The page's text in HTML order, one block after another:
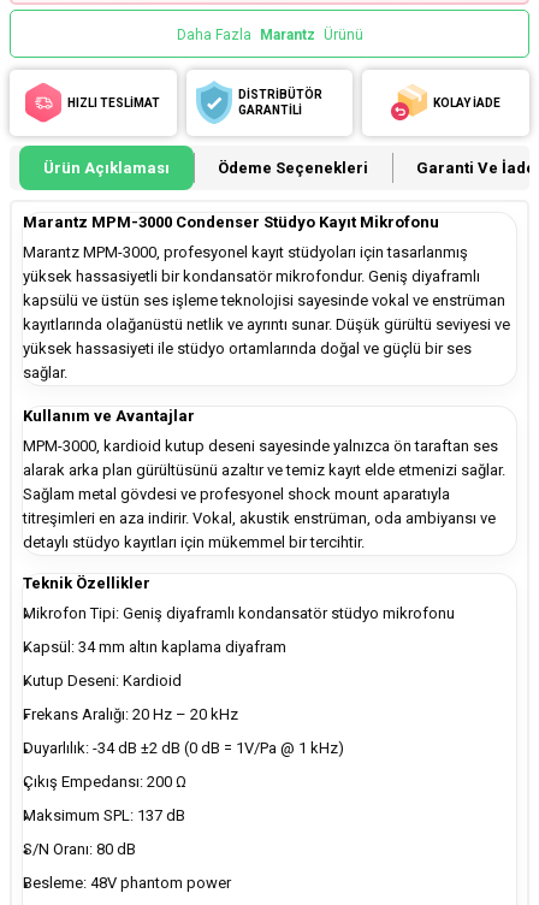
Daha Fazla Marantz Ürünü
HIZLI TESLİMAT
DİSTRİBÜTÖR
GARANTİLİ
KOLAY İADE
Ürün Açıklaması Ödeme Seçenekleri Garanti Ve İade
Marantz MPM-3000 Condenser Stüdyo Kayıt Mikrofonu
Marantz MPM-3000, profesyonel kayıt stüdyoları için tasarlanmış
yüksek hassasiyetli bir kondansatör mikrofondur. Geniş diyaframlı
kapsülü ve üstün ses işleme teknolojisi sayesinde vokal ve enstrüman
kayıtlarında olağanüstü netlik ve ayrıntı sunar. Düşük gürültü seviyesi ve
yüksek hassasiyeti ile stüdyo ortamlarında doğal ve güçlü bir ses
sağlar.
Kullanım ve Avantajlar
MPM-3000, kardioid kutup deseni sayesinde yalnızca ön taraftan ses
alarak arka plan gürültüsünü azaltır ve temiz kayıt elde etmenizi sağlar.
Sağlam metal gövdesi ve profesyonel shock mount aparatıyla
titreşimleri en aza indirir. Vokal, akustik enstrüman, oda ambiyansı ve
detaylı stüdyo kayıtları için mükemmel bir tercihtir.
Teknik Özellikler
Mikrofon Tipi: Geniş diyaframlı kondansatör stüdyo mikrofonu
Kapsül: 34 mm altın kaplama diyafram
Kutup Deseni: Kardioid
Frekans Aralığı: 20 Hz – 20 kHz
Duyarlılık: -34 dB ±2 dB (0 dB = 1V/Pa @ 1 kHz)
Çıkış Empedansı: 200 Ω
Maksimum SPL: 137 dB
S/N Oranı: 80 dB
Besleme: 48V phantom power